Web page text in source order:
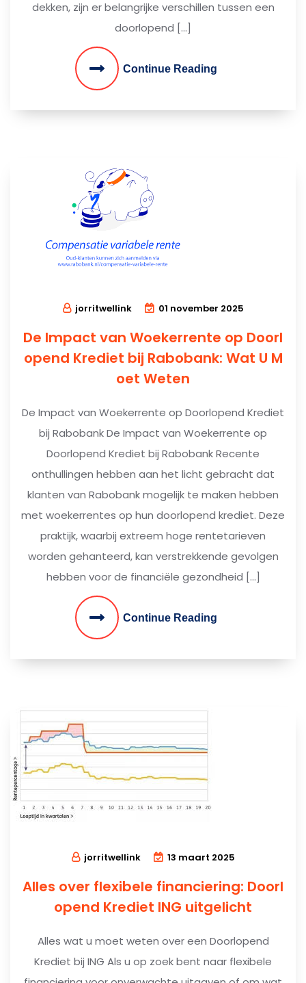
dekken, zijn er belangrijke verschillen tussen een
doorlopend […]
Continue Reading
jorritwellink 01 november 2025
De Impact van Woekerrente op Doorl
opend Krediet bij Rabobank: Wat U M
oet Weten
De Impact van Woekerrente op Doorlopend Krediet
bij Rabobank De Impact van Woekerrente op
Doorlopend Krediet bij Rabobank Recente
onthullingen hebben aan het licht gebracht dat
klanten van Rabobank mogelijk te maken hebben
met woekerrentes op hun doorlopend krediet. Deze
praktijk, waarbij extreem hoge rentetarieven
worden gehanteerd, kan verstrekkende gevolgen
hebben voor de financiële gezondheid […]
Continue Reading
jorritwellink 13 maart 2025
Alles over flexibele financiering: Doorl
opend Krediet ING uitgelicht
Alles wat u moet weten over een Doorlopend
Krediet bij ING Als u op zoek bent naar flexibele